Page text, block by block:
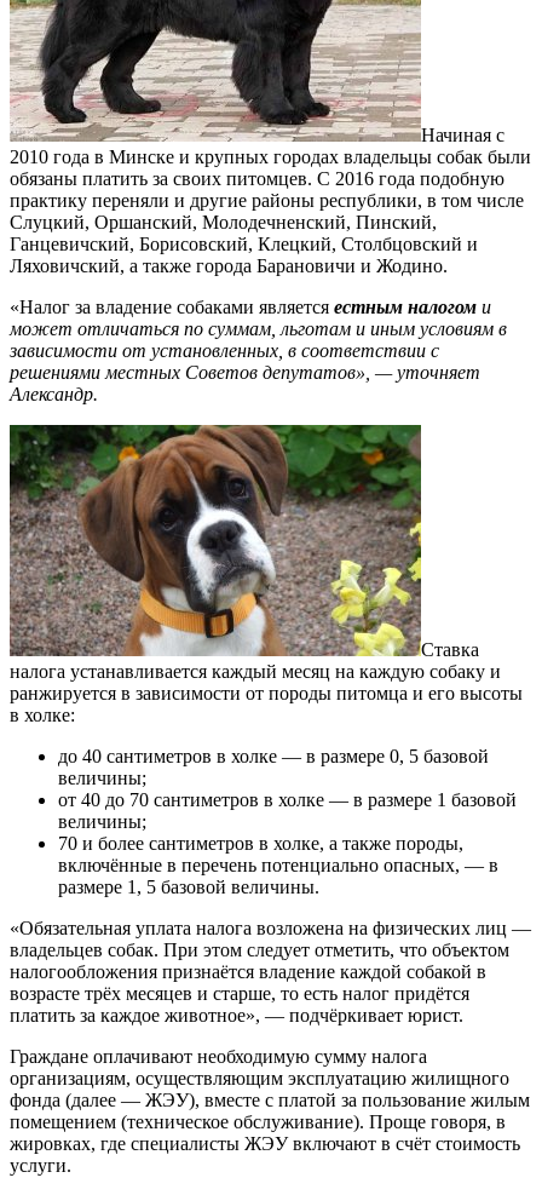
Начиная с
2010 года в Минске и крупных городах владельцы собак были
обязаны платить за своих питомцев. С 2016 года подобную
практику переняли и другие районы республики, в том числе
Слуцкий, Оршанский, Молодечненский, Пинский,
Ганцевичский, Борисовский, Клецкий, Столбцовский и
Ляховичский, а также города Барановичи и Жодино.
«Налог за владение собаками является естным налогом и
может отличаться по суммам, льготам и иным условиям в
зависимости от установленных, в соответствии с
решениями местных Советов депутатов», — уточняет
Александр.
Ставка
налога устанавливается каждый месяц на каждую собаку и
ранжируется в зависимости от породы питомца и его высоты
в холке:
до 40 сантиметров в холке — в размере 0, 5 базовой
величины;
от 40 до 70 сантиметров в холке — в размере 1 базовой
величины;
70 и более сантиметров в холке, а также породы,
включённые в перечень потенциально опасных, — в
размере 1, 5 базовой величины.
«Обязательная уплата налога возложена на физических лиц —
владельцев собак. При этом следует отметить, что объектом
налогообложения признаётся владение каждой собакой в
возрасте трёх месяцев и старше, то есть налог придётся
платить за каждое животное», — подчёркивает юрист.
Граждане оплачивают необходимую сумму налога
организациям, осуществляющим эксплуатацию жилищного
фонда (далее — ЖЭУ), вместе с платой за пользование жилым
помещением (техническое обслуживание). Проще говоря, в
жировках, где специалисты ЖЭУ включают в счёт стоимость
услуги.